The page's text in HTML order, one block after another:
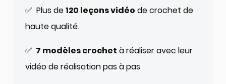
✅ Plus de120 leçons vidéo de crochet de
haute qualité.
✅ 7 modèles crochet à réaliser avec leur
vidéo de réalisation pas à pas